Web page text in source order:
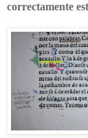
correctamente